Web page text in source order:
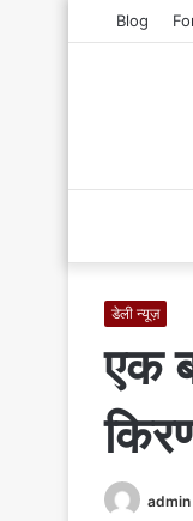
Blog
डेली न्यूज़
एक
admin